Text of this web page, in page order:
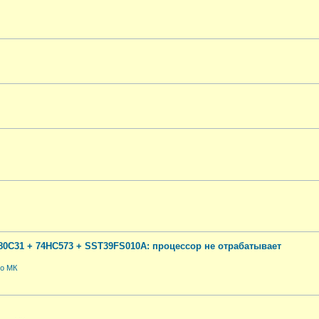
+ 74HC573 + SST39FS010A: процессор не отрабатывает
МК